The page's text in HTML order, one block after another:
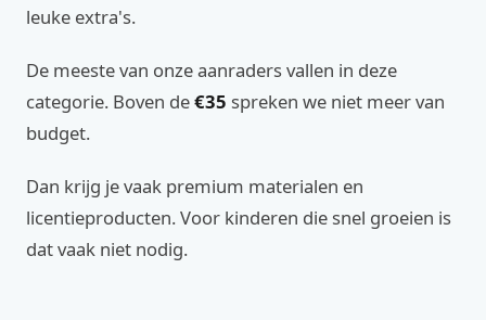
leuke extra's.
De meeste van onze aanraders vallen in deze
categorie. Boven de€35 spreken we niet meer van
budget.
Dan krijg je vaak premium materialen en
licentieproducten. Voor kinderen die snel groeien is
dat vaak niet nodig.